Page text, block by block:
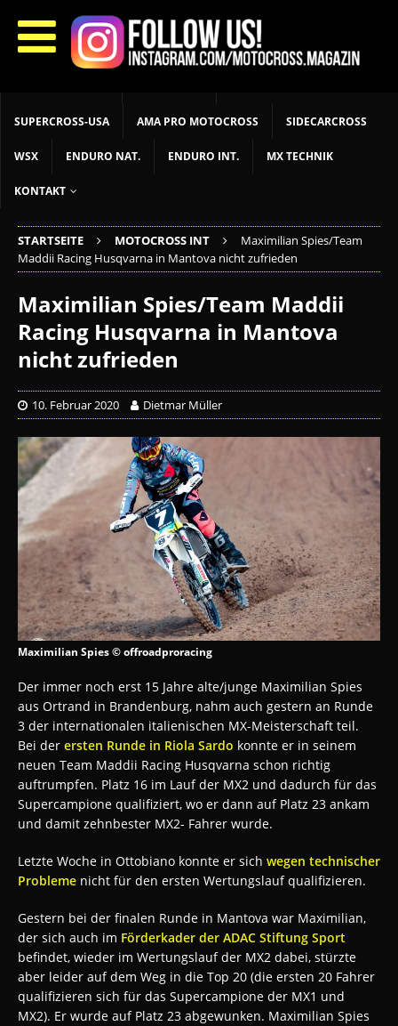
START LIVETIMING MX NEWS MX YOUTH
MX WOMEN MXGP ADAC MX MASTERS MOTOCROSS INT
SUPERCROSS-USA AMA PRO MOTOCROSS SIDECARCROSS
WSX ENDURO NAT. ENDURO INT. MX TECHNIK
KONTAKT
STARTSEITE MOTOCROSS INT
Maximilian Spies/Team
Maddii Racing Husqvarna in Mantova nicht zufrieden
Maximilian Spies/Team Maddii
Racing Husqvarna in Mantova
nicht zufrieden
10. Februar 2020 Dietmar Müller
Maximilian Spies © offroadproracing
Der immer noch erst 15 Jahre alte/junge Maximilian Spies
aus Ortrand in Brandenburg, nahm auch gestern an Runde
3 der internationalen italienischen MX-Meisterschaft teil.
Bei der ersten Runde in Riola Sardo konnte er in seinem
neuen Team Maddii Racing Husqvarna schon richtig
auftrumpfen. Platz 16 im Lauf der MX2 und dadurch für das
Supercampione qualifiziert, wo er dann auf Platz 23 ankam
und damit zehnbester MX2- Fahrer wurde.
Letzte Woche in Ottobiano konnte er sich wegen technischer
Probleme nicht für den ersten Wertungslauf qualifizieren.
Gestern bei der finalen Runde in Mantova war Maximilian,
der sich auch im Förderkader der ADAC Stiftung Sport
befindet, wieder im Wertungslauf der MX2 dabei, stürzte
aber leider auf dem Weg in die Top 20 (die ersten 20 Fahrer
qualifizieren sich für das Supercampione der MX1 und
MX2). Er wurde auf Platz 23 abgewunken. Maximilian Spies